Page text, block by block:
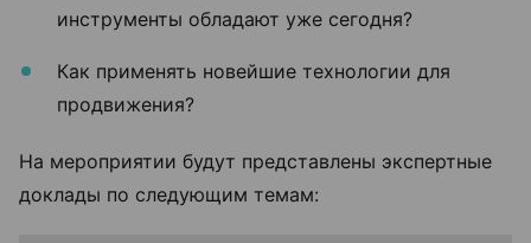
инструменты обладают уже сегодня?
Как применять новейшие технологии для
продвижения?
На мероприятии будут представлены экспертные
доклады по следующим темам: